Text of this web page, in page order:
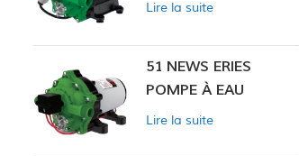
Lire la suite
51 NEWS ERIES
POMPE À EAU
Lire la suite